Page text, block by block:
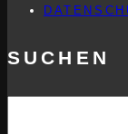
SUCHEN